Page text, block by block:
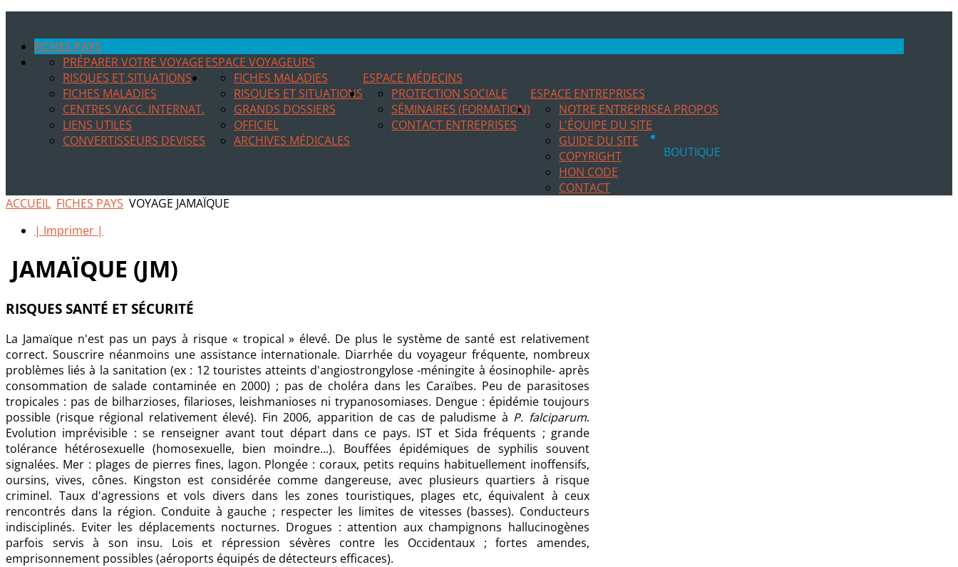
FICHES PAYS
ESPACE VOYAGEURS
PRÉPARER VOTRE VOYAGE
RISQUES ET SITUATIONS
FICHES MALADIES
CENTRES VACC. INTERNAT.
LIENS UTILES
CONVERTISSEURS DEVISES
ESPACE MÉDECINS
FICHES MALADIES
RISQUES ET SITUATIONS
GRANDS DOSSIERS
OFFICIEL
ARCHIVES MÉDICALES
ESPACE ENTREPRISES
PROTECTION SOCIALE
SÉMINAIRES (FORMATION)
CONTACT ENTREPRISES
A PROPOS
NOTRE ENTREPRISE
L'ÉQUIPE DU SITE
GUIDE DU SITE
COPYRIGHT
HON CODE
CONTACT
BOUTIQUE
ACCUEIL FICHES PAYS VOYAGE JAMAÏQUE
| Imprimer |
JAMAÏQUE (JM)
RISQUES SANTÉ ET SÉCURITÉ
La Jamaïque n'est pas un pays à risque « tropical » élevé. De plus le système de santé est relativement
correct. Souscrire néanmoins une assistance internationale. Diarrhée du voyageur fréquente, nombreux
problèmes liés à la sanitation (ex : 12 touristes atteints d'angiostrongylose -méningite à éosinophile- après
consommation de salade contaminée en 2000) ; pas de choléra dans les Caraïbes. Peu de parasitoses
tropicales : pas de bilharzioses, filarioses, leishmanioses ni trypanosomiases. Dengue : épidémie toujours
possible (risque régional relativement élevé). Fin 2006, apparition de cas de paludisme à P. falciparum.
Evolution imprévisible : se renseigner avant tout départ dans ce pays. IST et Sida fréquents ; grande
tolérance hétérosexuelle (homosexuelle, bien moindre...). Bouffées épidémiques de syphilis souvent
signalées. Mer : plages de pierres fines, lagon. Plongée : coraux, petits requins habituellement inoffensifs,
oursins, vives, cônes. Kingston est considérée comme dangereuse, avec plusieurs quartiers à risque
criminel. Taux d'agressions et vols divers dans les zones touristiques, plages etc, équivalent à ceux
rencontrés dans la région. Conduite à gauche ; respecter les limites de vitesses (basses). Conducteurs
indisciplinés. Eviter les déplacements nocturnes. Drogues : attention aux champignons hallucinogènes
parfois servis à son insu. Lois et répression sévères contre les Occidentaux ; fortes amendes,
emprisonnement possibles (aéroports équipés de détecteurs efficaces).